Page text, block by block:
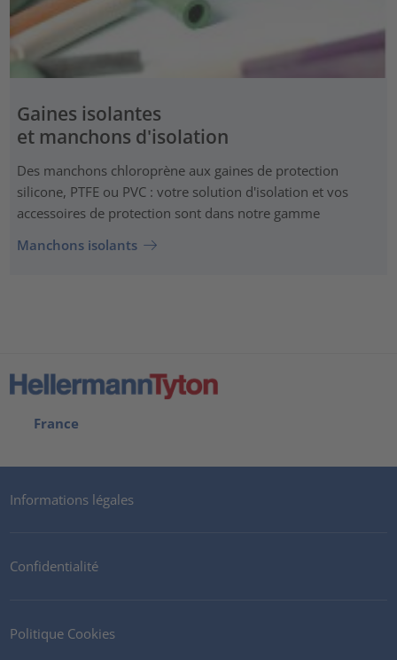
Gaines isolantes
et manchons d'isolation
Des manchons chloroprène aux gaines de protection
silicone, PTFE ou PVC : votre solution d'isolation et vos
accessoires de protection sont dans notre gamme
Manchons isolants
France
Informations légales
Confidentialité
Politique Cookies